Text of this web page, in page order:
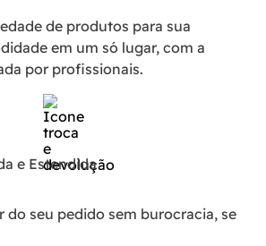
de produtos para sua
em um só lugar, com a
por profissionais.
e Estendida
do seu pedido sem burocracia, se